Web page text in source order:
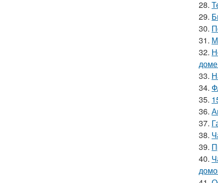
28.
29.
30.
31.
32.
33.
34.
35.
36.
37.
38.
39.
40.